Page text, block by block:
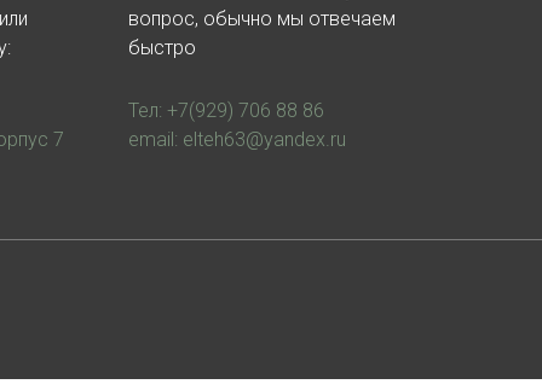
7
вопрос, обычно мы отвечаем
быстро
Тел: +7(929) 706 88 86
email: elteh63@yandex.ru